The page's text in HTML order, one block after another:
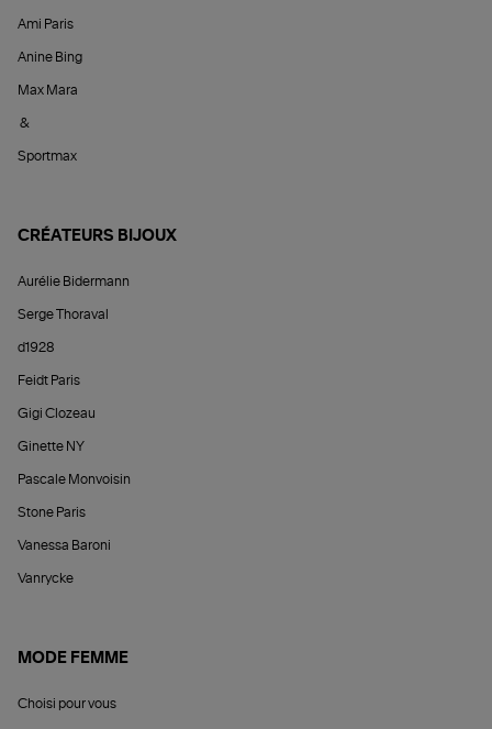
Ami Paris
Anine Bing
Max Mara
&
Sportmax
CRÉATEURS BIJOUX
Aurélie Bidermann
Serge Thoraval
d1928
Feidt Paris
Gigi Clozeau
Ginette NY
Pascale Monvoisin
Stone Paris
Vanessa Baroni
Vanrycke
MODE FEMME
Choisi pour vous